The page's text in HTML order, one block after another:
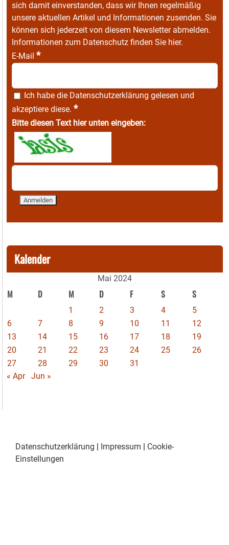
sich damit einverstanden, dass wir Ihnen regelmäßig
unsere aktuellen Artikel und Informationen zusenden. Sie
können sich jederzeit von diesem Newsletter abmelden.
Informationen zum Datenschutz finden Sie hier.
E-Mail *
Ich habe die Datenschutzerklärung gelesen und
akzeptiere diese. *
Bitte diesen Text hier unten eingeben:
Kalender
Mai 2024
M D M D F S S
1 2 3 4
5
6
7 8 9 10 11
12
13
14 15 16 17 18
19
20
21 22 23 24 25
26
27
28 29 30
31
« Apr
Jun »
Datenschutzerklärung | Impressum | Cookie-
Einstellungen